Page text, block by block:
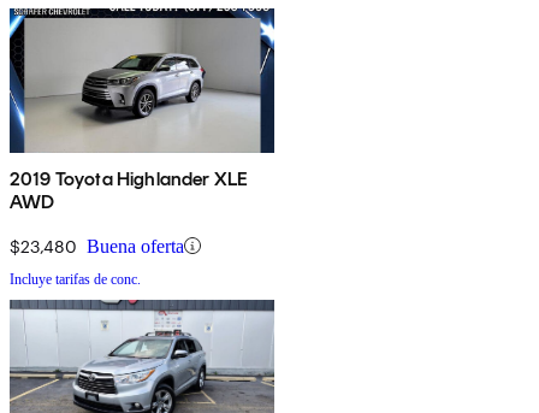
2019 Toyota Highlander XLE
AWD
$23,480 Buena oferta
Incluye tarifas de conc.